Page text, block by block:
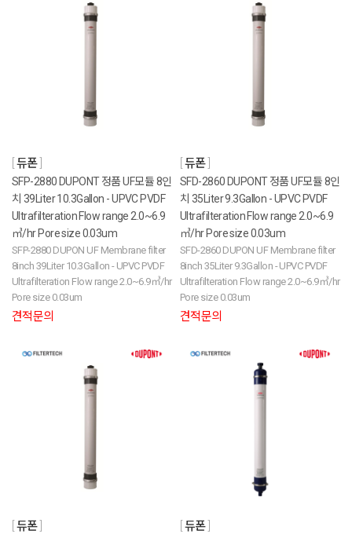
듀폰
SFP-2880 DUPONT 정품 UF모듈 8인
치 39Liter 10.3Gallon - UPVC PVDF
Ultrafilteration Flow range 2.0~6.9
㎥/hr Pore size 0.03um
SFP-2880 DUPON UF Membrane filter
8inch 39Liter 10.3Gallon - UPVC PVDF
Ultrafilteration Flow range 2.0~6.9㎥/hr
Pore size 0.03um
견적문의
듀폰
SFD-2860 DUPONT 정품 UF모듈 8인
치 35Liter 9.3Gallon - UPVC PVDF
Ultrafilteration Flow range 2.0~6.9
㎥/hr Pore size 0.03um
SFD-2860 DUPON UF Membrane filter
8inch 35Liter 9.3Gallon - UPVC PVDF
Ultrafilteration Flow range 2.0~6.9㎥/hr
Pore size 0.03um
견적문의
듀폰 듀폰